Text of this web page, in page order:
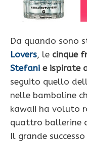
Da quando sono
Lovers, le cinque
Stefani e ispirate
seguito quello
nelle bamboline
kawaii ha voluto
quattro ballerine
Il grande